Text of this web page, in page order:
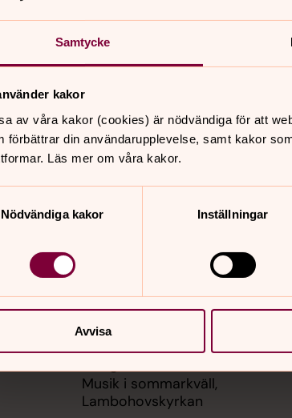
Samtycke
kakor
av våra kakor (cookies) är nödvändiga för att
förbättrar din användarupplevelse, samt kakor
Läs mer om våra kakor.
Nödvändiga kakor
Inställningar
Avvisa
Vägkyrka, Ulrika kyrka
Lambohovscafé, Lambohov
Församlingssalen
Musik i sommarkväll,
Lambohovskyrkan